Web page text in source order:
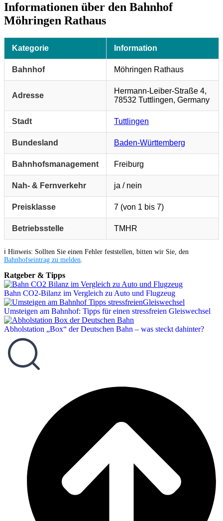
Informationen über den Bahnhof
Möhringen Rathaus
Kategorie Information
Bahnhof Möhringen Rathaus
Adresse
Hermann-Leiber-Straße 4,
78532 Tuttlingen, Germany
Stadt Tuttlingen
Bundesland Baden-Württemberg
Bahnhofsmanagement Freiburg
Nah- & Fernverkehr ja / nein
Preisklasse 7 (von 1 bis 7)
Betriebsstelle TMHR
ℹ️ Hinweis: Sollten Sie einen Fehler feststellen, bitten wir Sie, den
Bahnhofseintrag zu melden
Ratgeber & Tipps
Bahn CO2-Bilanz im Vergleich zu Auto und Flugzeug
Umsteigen am Bahnhof: Tipps für einen stressfreien Gleiswechsel
Abholstation „Box“ der Deutschen Bahn – was steckt dahinter?